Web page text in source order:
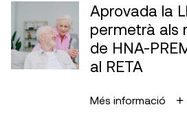
Aprovada la
permetrà als
de HNA-
al RETA
Més informació